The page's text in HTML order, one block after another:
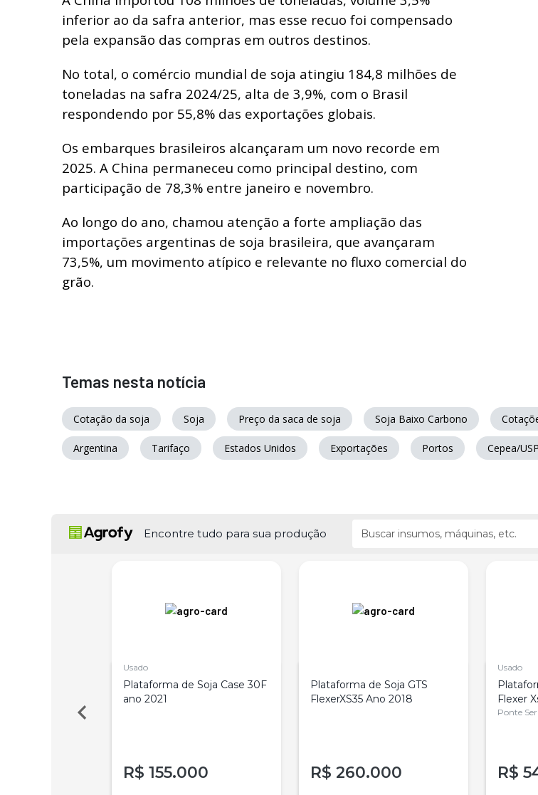
inferior ao da safra anterior, mas esse recuo foi compensado
pela expansão das compras em outros destinos.
No total, o comércio mundial de soja atingiu 184,8 milhões de
toneladas na safra 2024/25, alta de 3,9%, com o Brasil
respondendo por 55,8% das exportações globais.
Os embarques brasileiros alcançaram um novo recorde em
2025. A China permaneceu como principal destino, com
participação de 78,3% entre janeiro e novembro.
Ao longo do ano, chamou atenção a forte ampliação das
importações argentinas de soja brasileira, que avançaram
73,5%, um movimento atípico e relevante no fluxo comercial do
grão.
Temas nesta notícia
Cotação da soja Soja Preço da saca de soja Soja Baixo Carbono
Argentina Tarifaço Estados Unidos Exportações Portos Cepea/USP
Encontre tudo para sua produção
Usado
Plataforma de Soja Case 30F
ano 2021
R$ 155.000
Plataforma de Soja GTS
FlexerXS35 Ano 2018
R$ 260.000
Usado
Flexer
Ponte
R$